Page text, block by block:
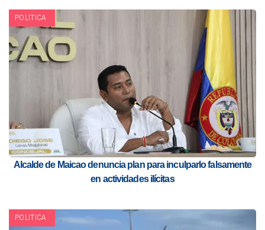
POLITICA
Alcalde de Maicao denuncia plan para inculparlo falsamente
en actividades ilícitas
POLITICA